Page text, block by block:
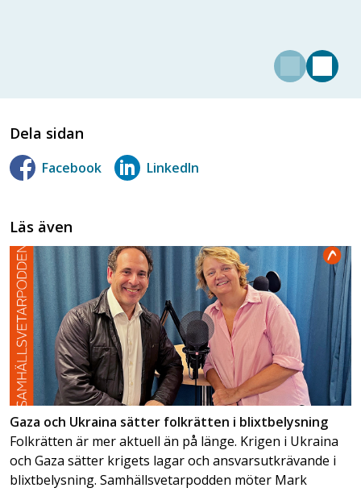
Dela sidan
Facebook LinkedIn
Läs även
Gaza och Ukraina sätter folkrätten i blixtbelysning
Folkrätten är mer aktuell än på länge. Krigen i Ukraina
och Gaza sätter krigets lagar och ansvarsutkrävande i
blixtbelysning. Samhällsvetarpodden möter Mark